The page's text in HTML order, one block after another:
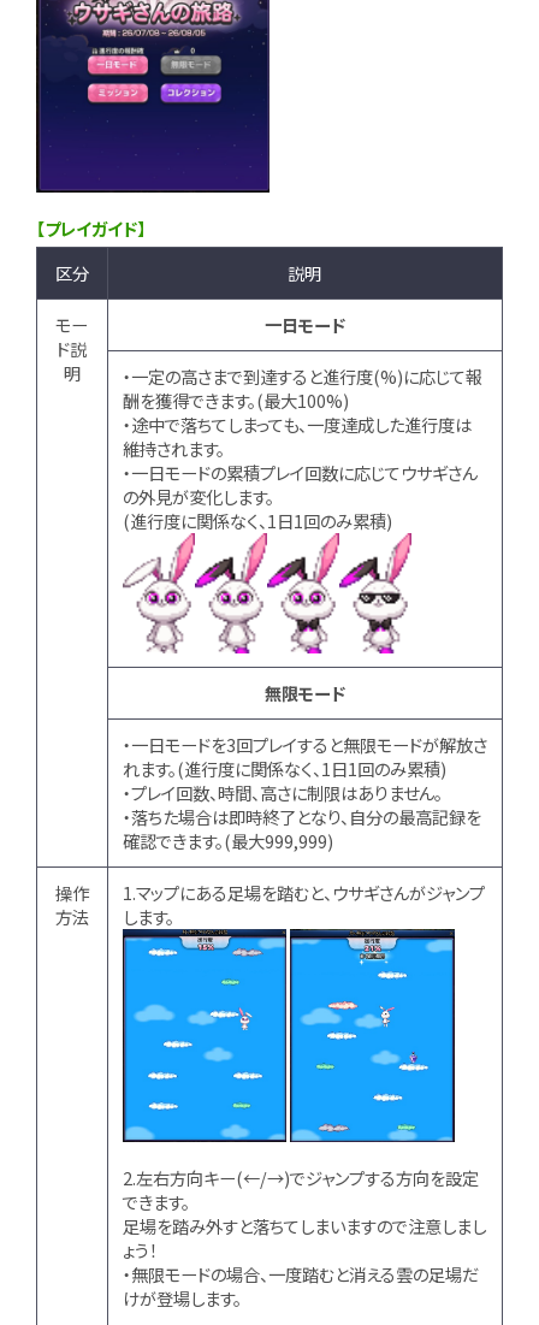
【プレイガイド】
区分
説明
モー
ド説
明
一日モード
・一定の高さまで到達すると進行度(%)に応じて報
酬を獲得できます。(最大100%)
・途中で落ちてしまっても、一度達成した進行度は
維持されます。
・一日モードの累積プレイ回数に応じてウサギさん
の外見が変化します。
(進行度に関係なく、1日1回のみ累積)
無限モード
・一日モードを3回プレイすると無限モードが解放さ
れます。(進行度に関係なく、1日1回のみ累積)
・プレイ回数、時間、高さに制限はありません。
・落ちた場合は即時終了となり、自分の最高記録を
確認できます。(最大999,999)
操作
方法
1.マップにある足場を踏むと、ウサギさんがジャンプ
します。
2.左右方向キー(←/→)でジャンプする方向を設定
できます。
足場を踏み外すと落ちてしまいますので注意しまし
ょう！
・無限モードの場合、一度踏むと消える雲の足場だ
けが登場します。